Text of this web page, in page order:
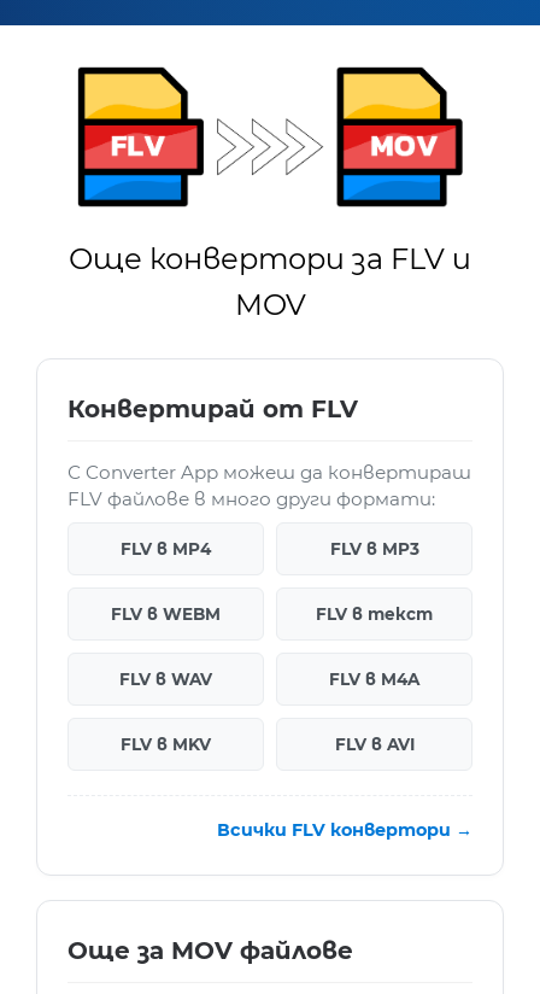
Още конвертори за FLV и
MOV
Конвертирай от FLV
С Converter App можеш да конвертираш
FLV файлове в много други формати:
FLV в MP4 FLV в MP3
FLV в WEBM FLV в текст
FLV в WAV FLV в M4A
FLV в MKV FLV в AVI
Всички FLV конвертори →
Още за MOV файлове